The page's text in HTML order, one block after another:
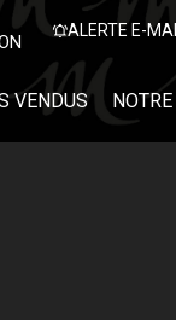
ALERTE E-
VENDUS